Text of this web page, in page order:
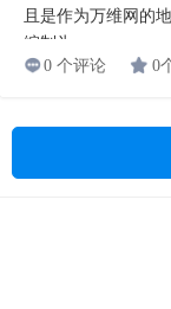
且是作为万维网的
编制为...
0 个评论
0